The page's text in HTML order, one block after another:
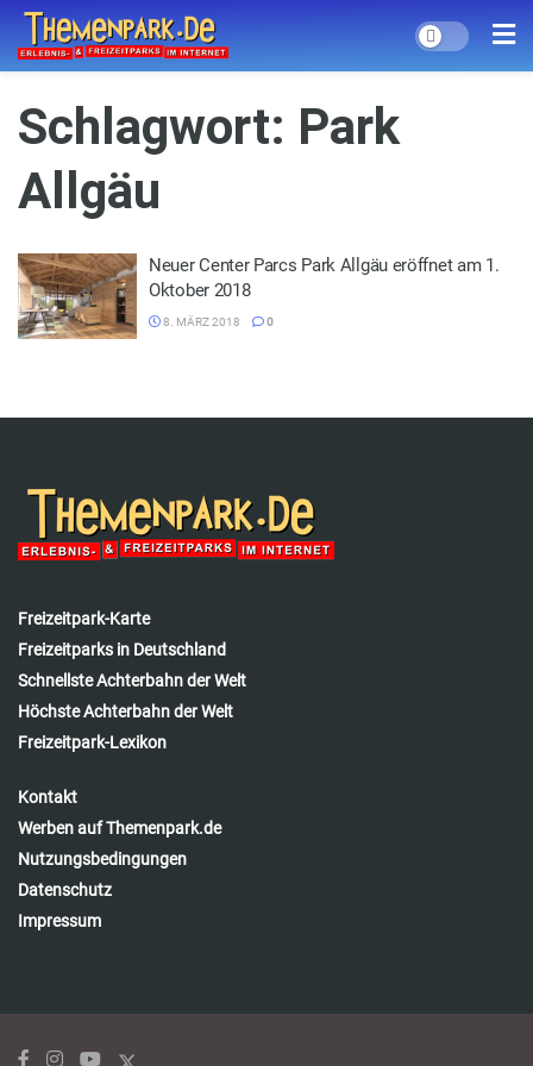
Schlagwort: Park
Allgäu
Neuer Center Parcs Park Allgäu eröffnet am 1.
Oktober 2018
8. MÄRZ 2018 0
Freizeitpark-Karte
Freizeitparks in Deutschland
Schnellste Achterbahn der Welt
Höchste Achterbahn der Welt
Freizeitpark-Lexikon
Kontakt
Werben auf Themenpark.de
Nutzungsbedingungen
Datenschutz
Impressum